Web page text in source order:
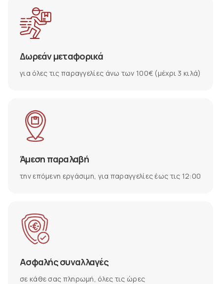
Δωρεάν μεταφορικά
για όλες τις παραγγελίες άνω των 100€ (μέχρι 3 κιλά)
Άμεση παραλαβή
την επόμενη εργάσιμη, για παραγγελίες έως τις 12:00
Ασφαλής συναλλαγές
σε κάθε σας πληρωμή, όλες τις ώρες